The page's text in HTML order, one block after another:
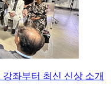
좌부터 최신 신상 소개